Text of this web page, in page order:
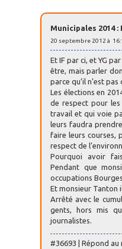
Municipales 2014
20 septembre 2012 à
Et IF par ci, et YG
être, mais parler
parce qu’il n’est
Les élections en
de respect pour les
travail et qui voie
leurs faudra
faire leurs courses,
respect de
Pourquoi avoir
Pendant que
occupations
Et monsieur Tanton
Arrêté avec le
gents, hors mis
journalistes.
#36693 | Répond au